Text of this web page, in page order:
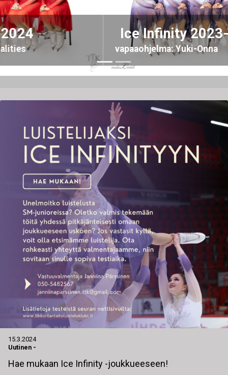
Ice Infinity 2023-2024
vapaaohjelma: Yuki-Onna
15.3.2024
Uutinen -
Hae mukaan Ice Infinity -joukkueeseen!